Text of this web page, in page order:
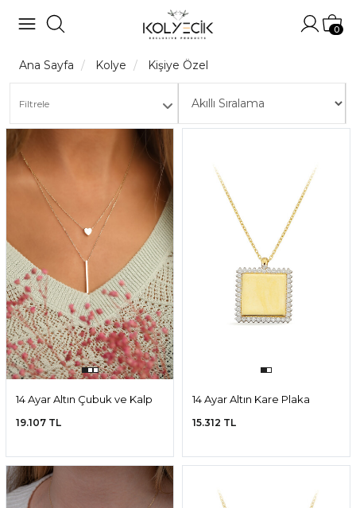
0
Ana Sayfa Kolye Kişiye Özel
Filtrele
14 Ayar Altın Çubuk ve Kalp
19.107 TL
14 Ayar Altın Kare Plaka
15.312 TL